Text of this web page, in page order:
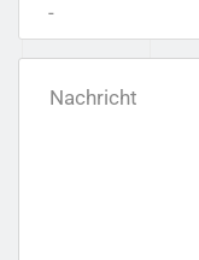
-
Nachricht